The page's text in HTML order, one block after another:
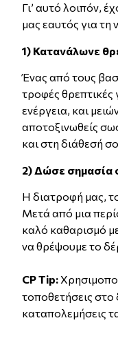
Γι’ αυτό λοιπόν,
μας εαυτός για τη
1) Κατανάλωνε
Ένας από τους
τροφές
ενέργεια, και
αποτοξινωθείς
και στη διάθεσή
2) Δώσε σημασία
Η διατροφή μας,
Μετά από μια
καλό καθαρισμό
να θρέψουμε το
CP Tip:
τοποθετήσεις στο
καταπολεμήσεις